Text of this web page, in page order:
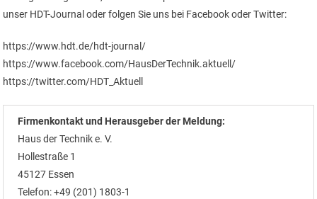
unser HDT-Journal oder folgen Sie uns bei Facebook oder Twitter:
https://www.hdt.de/hdt-journal/
https://www.facebook.com/HausDerTechnik.aktuell/
https://twitter.com/HDT_Aktuell
Firmenkontakt und Herausgeber der Meldung:
Haus der Technik e. V.
Hollestraße 1
45127 Essen
Telefon: +49 (201) 1803-1